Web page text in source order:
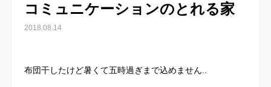
コミュニケーションのとれる家
2018.08.14
布団干したけど暑くて五時過ぎまで込めません..
LINE登録